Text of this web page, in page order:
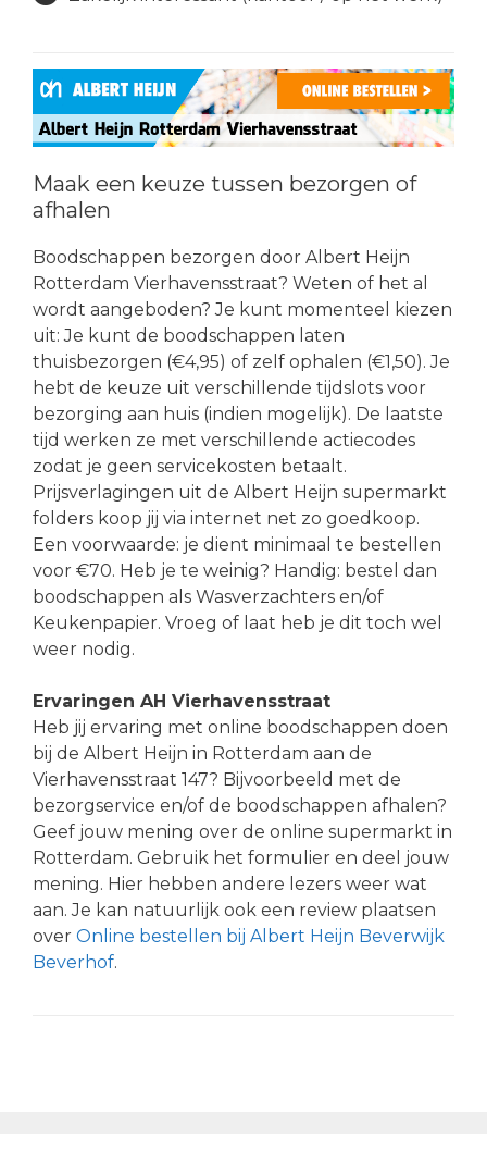
Maak een keuze tussen bezorgen of
afhalen
Boodschappen bezorgen door Albert Heijn
Rotterdam Vierhavensstraat? Weten of het al
wordt aangeboden? Je kunt momenteel kiezen
uit: Je kunt de boodschappen laten
thuisbezorgen (€4,95) of zelf ophalen (€1,50). Je
hebt de keuze uit verschillende tijdslots voor
bezorging aan huis (indien mogelijk). De laatste
tijd werken ze met verschillende actiecodes
zodat je geen servicekosten betaalt.
Prijsverlagingen uit de Albert Heijn supermarkt
folders koop jij via internet net zo goedkoop.
Een voorwaarde: je dient minimaal te bestellen
voor €70. Heb je te weinig? Handig: bestel dan
boodschappen als Wasverzachters en/of
Keukenpapier. Vroeg of laat heb je dit toch wel
weer nodig.
Ervaringen AH Vierhavensstraat
Heb jij ervaring met online boodschappen doen
bij de Albert Heijn in Rotterdam aan de
Vierhavensstraat 147? Bijvoorbeeld met de
bezorgservice en/of de boodschappen afhalen?
Geef jouw mening over de online supermarkt in
Rotterdam. Gebruik het formulier en deel jouw
mening. Hier hebben andere lezers weer wat
aan. Je kan natuurlijk ook een review plaatsen
over Online bestellen bij Albert Heijn Beverwijk
Beverhof.